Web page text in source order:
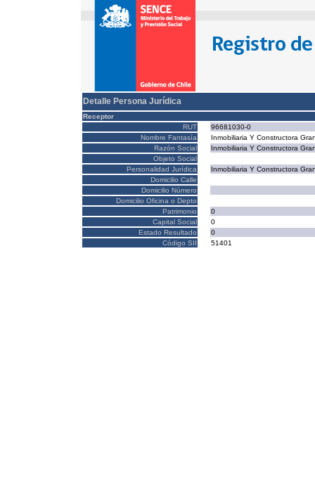
Detalle Persona Jurídica
Receptor
RUT
96681030-0
Nombre Fantasía
Inmobiliaria Y Constructora
Razón Social
Inmobiliaria Y Constructora
Objeto Social
Personalidad Jurídica
Inmobiliaria Y Constructora
Domicilio Calle
Domicilio Número
Domicilio Oficina o Depto
Patrimonio
0
Capital Social
0
Estado Resultado
0
Código SII
51401